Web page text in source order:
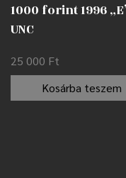
1000 forint 1996
UNC
25 000 Ft
Kosárba teszem